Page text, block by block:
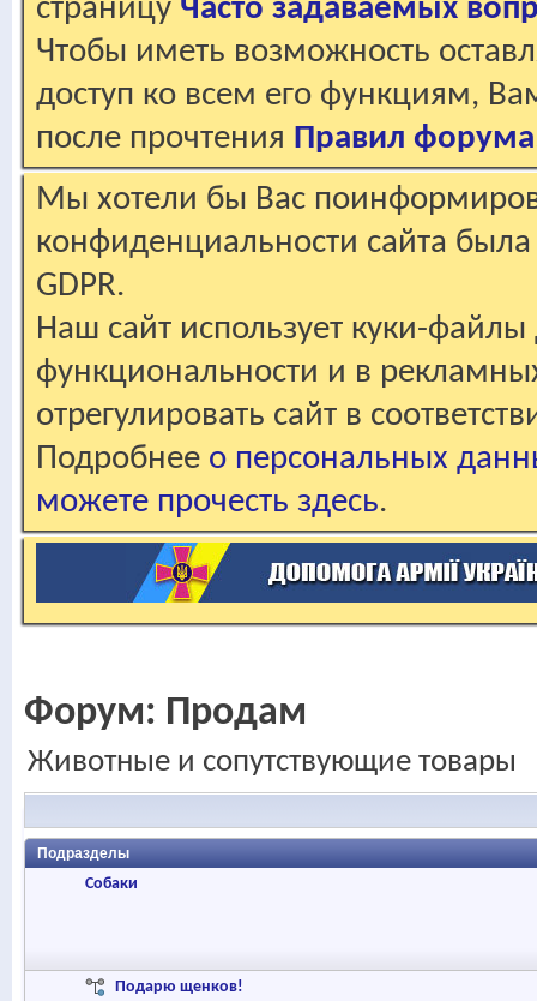
страницу Часто задаваемых
Чтобы иметь возможность
доступ ко всем его функциям,
после прочтения Правил форума
Мы хотели бы Вас
конфиденциальности сайта
GDPR.
Наш сайт использует куки-файлы
функциональности и в
отрегулировать сайт в
Подробнее о персональных
можете прочесть здесь.
Форум: Продам
Животные и сопутствующие товары
Подразделы
Собаки
Подарю щенков!